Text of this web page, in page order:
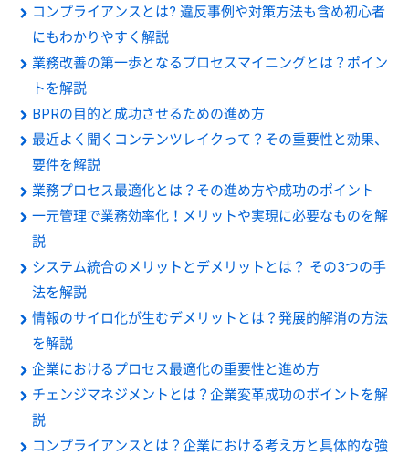
コンプライアンスとは? 違反事例や対策方法も含め初心者
にもわかりやすく解説
業務改善の第一歩となるプロセスマイニングとは？ポイン
トを解説
BPRの目的と成功させるための進め方
最近よく聞くコンテンツレイクって？その重要性と効果、
要件を解説
業務プロセス最適化とは？その進め方や成功のポイント
一元管理で業務効率化！メリットや実現に必要なものを解
説
システム統合のメリットとデメリットとは？ その3つの手
法を解説
情報のサイロ化が生むデメリットとは？発展的解消の方法
を解説
企業におけるプロセス最適化の重要性と進め方
チェンジマネジメントとは？企業変革成功のポイントを解
説
コンプライアンスとは？企業における考え方と具体的な強